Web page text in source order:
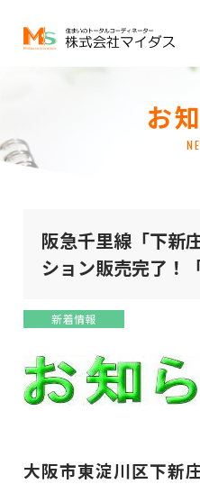
お
阪急千里線「下新
ション販売完了！
新着情報
大阪市東淀川区下新